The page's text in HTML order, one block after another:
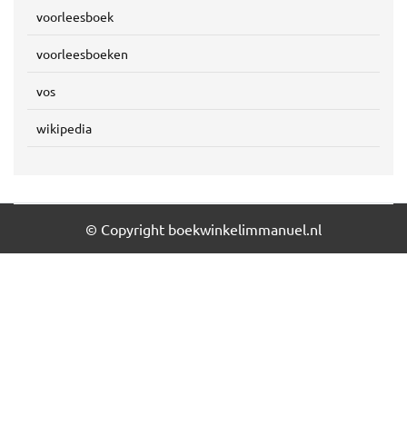
voorleesboek
voorleesboeken
vos
wikipedia
© Copyright boekwinkelimmanuel.nl